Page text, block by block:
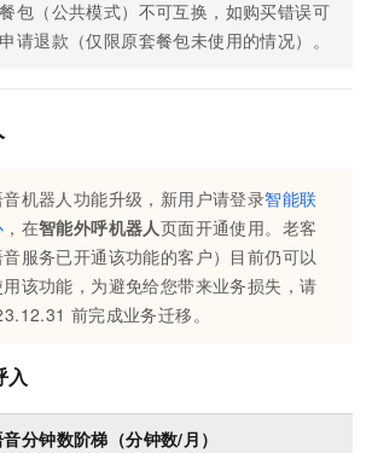
包（公共模式）不可互换，如购买错误可
请退款（仅限原套餐包未使用的情况）。
机器人功能升级，新用户请登录智能联
，在智能外呼机器人页面开通使用。老客
音服务已开通该功能的客户）目前仍可以
该功能，为避免给您带来业务损失，请
前完成业务迁移。
入
分钟数阶梯（分钟数/月）